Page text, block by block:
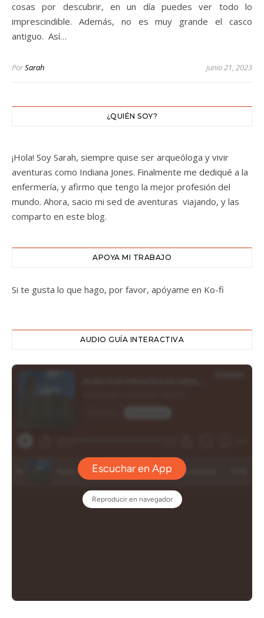
cosas por descubrir, en un día puedes ver todo lo
imprescindible. Además, no es muy grande el casco
antiguo. Así…
PorSarah junio 21, 2023
¿QUIÉN SOY?
¡Hola! Soy Sarah, siempre quise ser arqueóloga y vivir
aventuras como Indiana Jones. Finalmente me dediqué a la
enfermería, y afirmo que tengo la mejor profesión del
mundo. Ahora, sacio mi sed de aventuras viajando, y las
comparto en este blog.
APOYA MI TRABAJO
Si te gusta lo que hago, por favor, apóyame en Ko-fi
AUDIO GUÍA INTERACTIVA